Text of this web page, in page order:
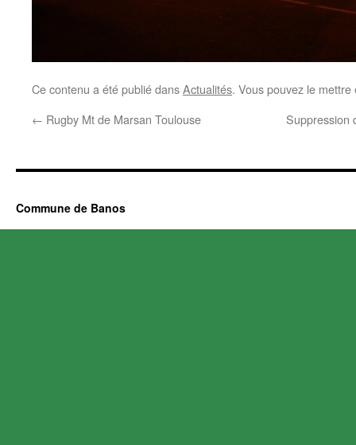
Ce contenu a été publié dansActualités. Vous pouvez le
← Rugby Mt de Marsan Toulouse Suppression
Commune de Banos